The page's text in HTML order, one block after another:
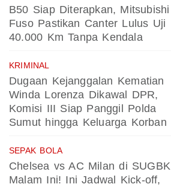
B50 Siap Diterapkan, Mitsubishi
Fuso Pastikan Canter Lulus Uji
40.000 Km Tanpa Kendala
KRIMINAL
Dugaan Kejanggalan Kematian
Winda Lorenza Dikawal DPR,
Komisi III Siap Panggil Polda
Sumut hingga Keluarga Korban
SEPAK BOLA
Chelsea vs AC Milan di SUGBK
Malam Ini! Ini Jadwal Kick-off,